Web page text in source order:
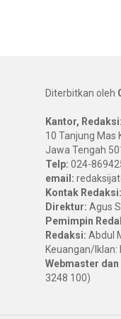
Diterbitkan oleh
Kantor, Redaksi:
10 Tanjung Mas
Jawa Tengah
Telp: 024-
email:
Kontak Redaksi:
Direktur: Agus
Pemimpin
Redaksi: Abdul
Keuangan/Iklan:
Webmaster
3248 100)